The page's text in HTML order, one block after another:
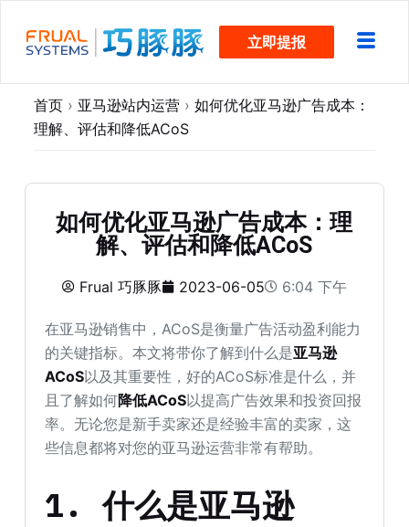
过
立即提报
首页 › 亚马逊站内运营 › 如何优化亚马逊广告成本：
理解、评估和降低ACoS
如何优化亚马逊广告成本：理
解、评估和降低ACoS
Frual 巧豚豚 2023-06-05 6:04 下午
在亚马逊销售中，ACoS是衡量广告活动盈利能力
的关键指标。本文将带你了解到什么是亚马逊
ACoS以及其重要性，好的ACoS标准是什么，并
且了解如何降低ACoS以提高广告效果和投资回报
率。无论您是新手卖家还是经验丰富的卖家，这
些信息都将对您的亚马逊运营非常有帮助。
1. 什么是亚马逊